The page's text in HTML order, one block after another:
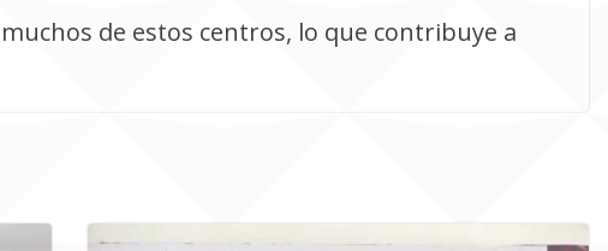
de estos centros, lo que contribuye a